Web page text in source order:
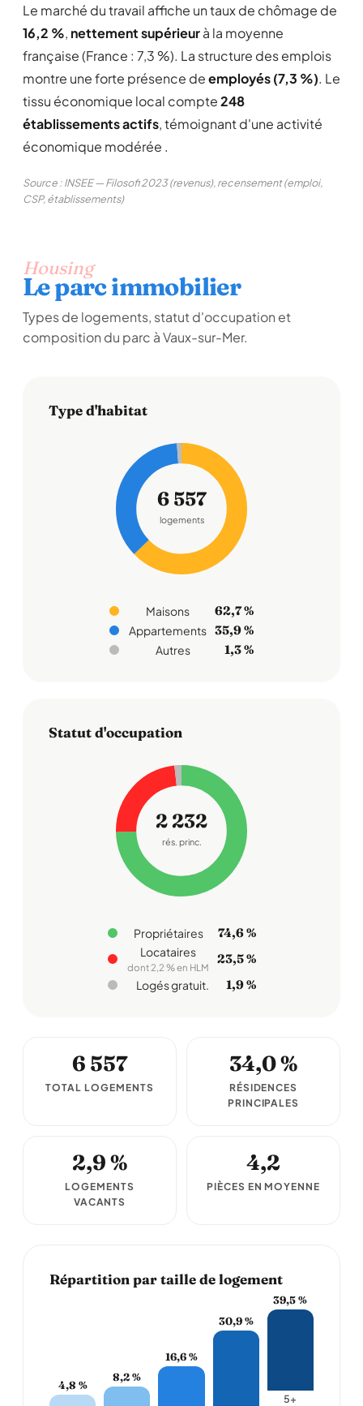
Le marché du travail affiche un taux de chômage de
16,2 %, nettement supérieurà la moyenne
française (France : 7,3 %). La structure des emplois
montre une forte présence deemployés (7,3 %). Le
tissu économique local compte248
établissements actifs, témoignant d'une activité
économique modérée .
Source : INSEE — Filosofi 2023 (revenus), recensement (emploi,
CSP, établissements)
Housing
Le parc immobilier
Types de logements, statut d'occupation et
composition du parc à Vaux-sur-Mer.
Type d'habitat
6 557
logements
Maisons 62,7 %
Appartements 35,9 %
Autres 1,3 %
Statut d'occupation
2 232
rés. princ.
Propriétaires 74,6 %
Locataires
dont 2,2 % en HLM
23,5 %
Logés gratuit. 1,9 %
6 557
TOTAL LOGEMENTS
34,0 %
RÉSIDENCES
PRINCIPALES
2,9 %
LOGEMENTS
VACANTS
4,2
PIÈCES EN MOYENNE
Répartition par taille de logement
4,8 %
8,2 %
16,6 %
30,9 %
39,5 %
5+